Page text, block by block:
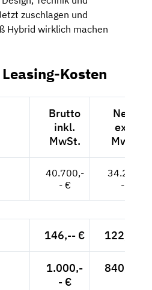
zuschlagen und
Hybrid wirklich machen
Kosten
Brutto
inkl.
MwSt.
Netto
exkl.
MwSt.
40.700,-
- €
34.202,-
- €
146,-- € 122,69 €
1.000,-
- €
840,34 €